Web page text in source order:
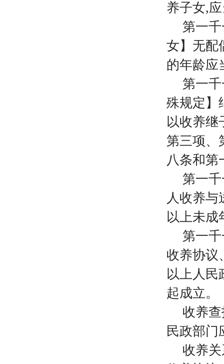
养子女,
第一
女】无配
的年龄应
第一
殊规定】
以收养继
第三项、
八条和第
第一
人收养与
以上未成
第一
收养协议
以上人民
起成立。
收养
民政部门
收养